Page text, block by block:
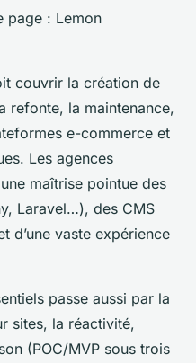
page : Lemon
couvrir la création de
refonte, la maintenance,
e-commerce et
Les agences
maîtrise pointue des
Laravel…), des CMS
d’une vaste expérience
passe aussi par la
sites, la réactivité,
(POC/MVP sous trois